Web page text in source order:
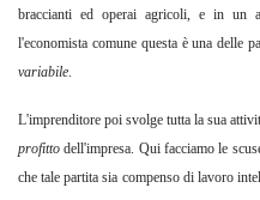
braccianti ed operai agricoli, e in un
l'economista comune questa è una delle
variabile.
L'imprenditore poi svolge tutta la sua
profittodell'impresa. Qui facciamo le
che tale partita sia compenso di lavoro